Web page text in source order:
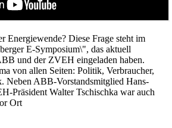
Energiewende? Diese Frage steht im
E-Symposium\", das aktuell
und der ZVEH eingeladen haben.
von allen Seiten: Politik, Verbraucher,
Neben ABB-Vorstandsmitglied Hans-
Präsident Walter Tschischka war auch
Ort